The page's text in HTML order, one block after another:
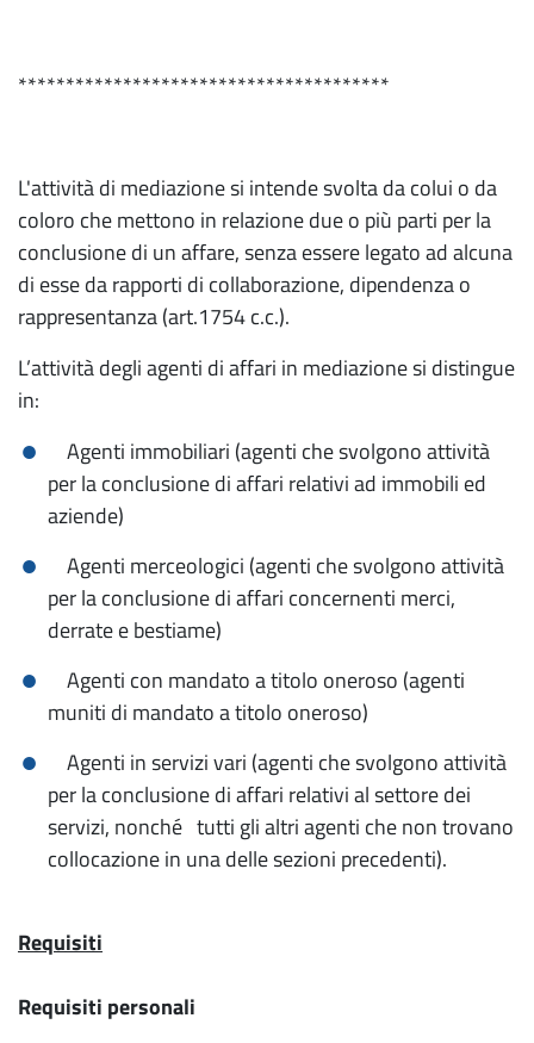
***************************************
L'attività di mediazione si intende svolta da colui o da
coloro che mettono in relazione due o più parti per la
conclusione di un affare, senza essere legato ad alcuna
di esse da rapporti di collaborazione, dipendenza o
rappresentanza (art.1754 c.c.).
L’attività degli agenti di affari in mediazione si distingue
in:
Agenti immobiliari (agenti che svolgono attività
per la conclusione di affari relativi ad immobili ed
aziende)
Agenti merceologici (agenti che svolgono attività
per la conclusione di affari concernenti merci,
derrate e bestiame)
Agenti con mandato a titolo oneroso (agenti
muniti di mandato a titolo oneroso)
Agenti in servizi vari (agenti che svolgono attività
per la conclusione di affari relativi al settore dei
servizi, nonché tutti gli altri agenti che non trovano
collocazione in una delle sezioni precedenti).
Requisiti
Requisiti personali